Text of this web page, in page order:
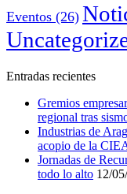
Eventos (26)
Entradas recientes
Gremios
regional tras
Industrias de
acopio de la
Jornadas de
todo lo alto 12/